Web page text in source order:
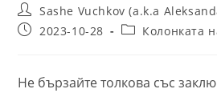
Post
author:
Sashe Vuchkov (a.k.a
Post2023-10-28
PostКолонката
Не бързайте толкова със